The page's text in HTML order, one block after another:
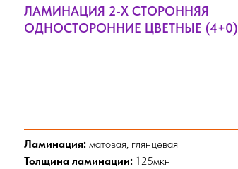
ЛАМИНАЦИЯ 2-Х СТОРОННЯЯ
ОДНОСТОРОННИЕ ЦВЕТНЫЕ (4+0)
Ламинация: матовая, глянцевая
Толщина ламинации: 125мкн